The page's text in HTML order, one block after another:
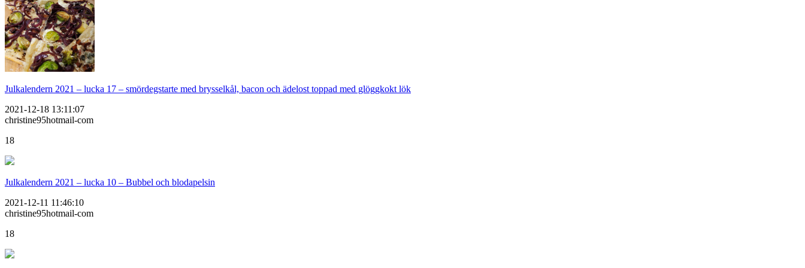
Julkalendern 2021 – lucka 17 – smördegstarte med brysselkål, bacon och ädelost toppad med glöggkokt lök
2021-12-18 13:11:07
christine95hotmail-com
18
Julkalendern 2021 – lucka 10 – Bubbel och blodapelsin
2021-12-11 11:46:10
christine95hotmail-com
18